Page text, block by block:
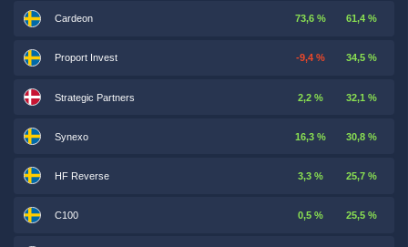
Cardeon 73,6 % 61,4 %
Proport Invest -9,4 % 34,5 %
Strategic Partners 2,2 % 32,1 %
Synexo 16,3 % 30,8 %
HF Reverse 3,3 % 25,7 %
C100 0,5 % 25,5 %